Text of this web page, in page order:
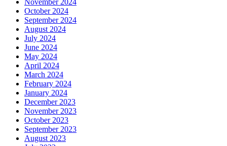
November 2024
October 2024
September 2024
August 2024
July 2024
June 2024
May 2024
April 2024
March 2024
February 2024
January 2024
December 2023
November 2023
October 2023
September 2023
August 2023